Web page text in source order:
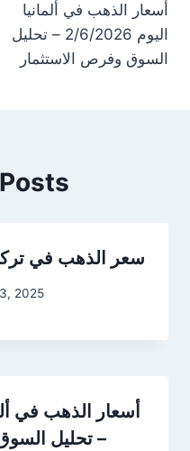
أسعار الذهب في ألمانيا
اليوم 2/6/2026 – تحليل
السوق وفرص الاستثمار
سعر الذهب في تركيا اليوم 13
2025
– تحليل